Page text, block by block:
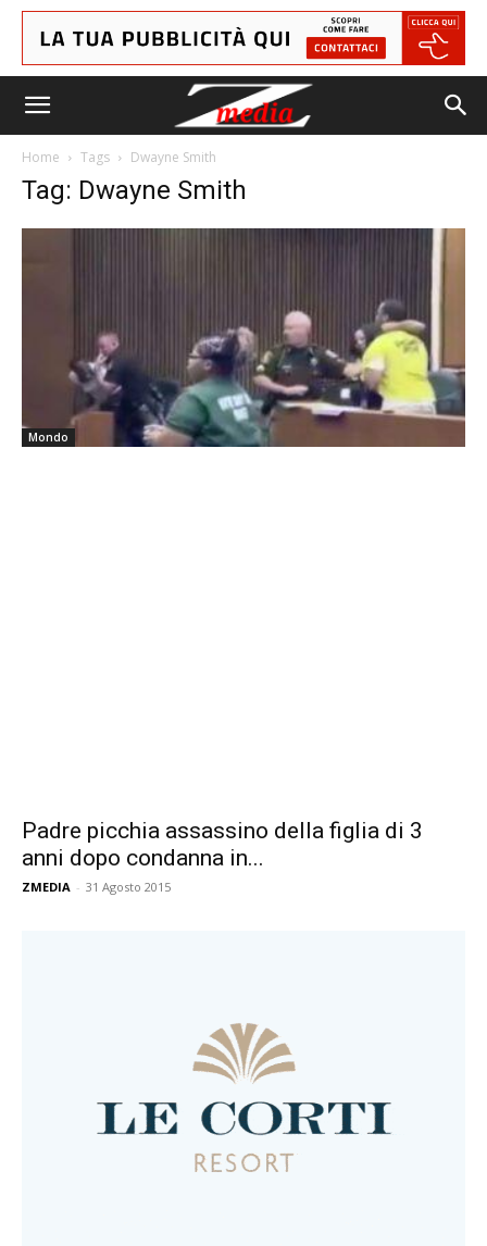
Home Tags Dwayne Smith
Tag: Dwayne Smith
Mondo
Padre picchia assassino della figlia di 3
anni dopo condanna in...
ZMEDIA - 31 Agosto 2015